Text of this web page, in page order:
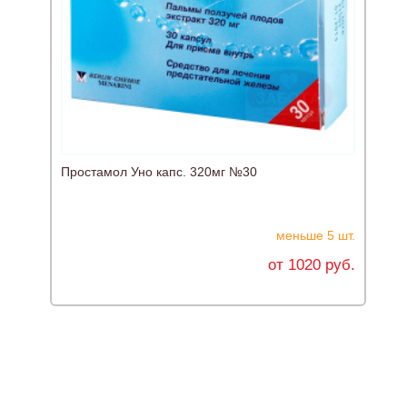
Простамол Уно капс. 320мг №30
меньше 5 шт.
от 1020 руб.